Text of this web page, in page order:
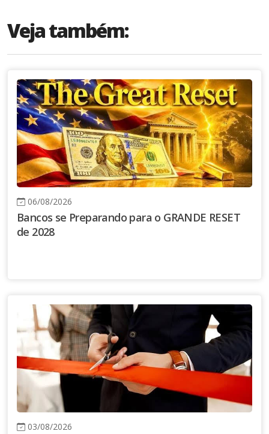
Veja também:
06/08/2026
Bancos se Preparando para o GRANDE RESET
de 2028
03/08/2026